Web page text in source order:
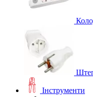
Інструменти